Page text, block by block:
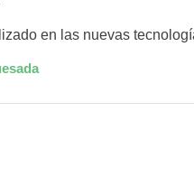
en las nuevas